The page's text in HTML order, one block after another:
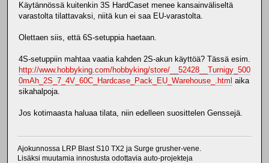
Käytännössä kuitenkin 3S HardCaset menee kansainväliseltä
varastolta tilattavaksi, niitä kun ei saa EU-varastolta.
Olettaen siis, että 6S-setuppia haetaan.
4S-setuppiin mahtaa vaatia kahden 2S-akun käyttöä? Tässä esim.
http://www.hobbyking.com/hobbyking/store/__52428__Turnigy_500
0mAh_2S_7_4V_60C_Hardcase_Pack_EU_Warehouse_.html aika
sikahalpoja.
Jos kotimaasta haluaa tilata, niin edelleen suosittelen Genssejä.
Ajokunnossa LRP Blast S10 TX2 ja Surge grusher-vene.
Lisäksi muutamia innostusta odottavia auto-projekteja